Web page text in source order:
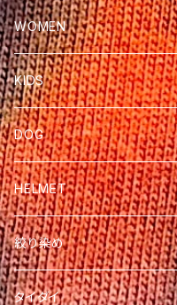
WOMEN
KIDS
DOG
HELMET
絞り染め
タイダイ